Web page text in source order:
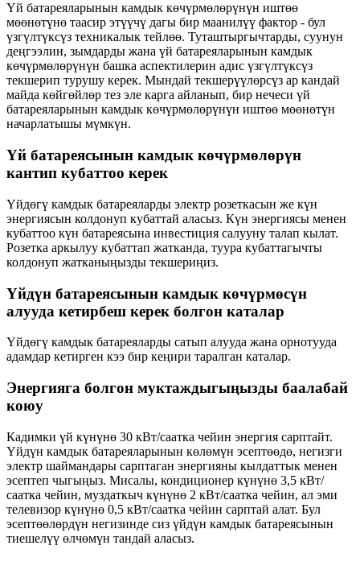
Үй батареяларынын камдык көчүрмөлөрүнүн иштөө
мөөнөтүнө таасир этүүчү дагы бир маанилүү фактор - бул
үзгүлтүксүз техникалык тейлөө. Туташтыргычтарды, суунун
деңгээлин, зымдарды жана үй батареяларынын камдык
көчүрмөлөрүнүн башка аспектилерин адис үзгүлтүксүз
текшерип турушу керек. Мындай текшерүүлөрсүз ар кандай
майда көйгөйлөр тез эле карга айланып, бир нечеси үй
батареяларынын камдык көчүрмөлөрүнүн иштөө мөөнөтүн
начарлатышы мүмкүн.
Үй батареясынын камдык көчүрмөлөрүн
кантип кубаттоо керек
Үйдөгү камдык батареяларды электр розеткасын же күн
энергиясын колдонуп кубаттай аласыз. Күн энергиясы менен
кубаттоо күн батареясына инвестиция салууну талап кылат.
Розетка аркылуу кубаттап жатканда, туура кубаттагычты
колдонуп жатканыңызды текшериңиз.
Үйдүн батареясынын камдык көчүрмөсүн
алууда кетирбеш керек болгон каталар
Үйдөгү камдык батареяларды сатып алууда жана орнотууда
адамдар кетирген кээ бир кеңири таралган каталар.
Энергияга болгон муктаждыгыңызды баалабай
коюу
Кадимки үй күнүнө 30 кВт/саатка чейин энергия сарптайт.
Үйдүн камдык батареяларынын көлөмүн эсептөөдө, негизги
электр шаймандары сарптаган энергияны кылдаттык менен
эсептеп чыгыңыз. Мисалы, кондиционер күнүнө 3,5 кВт/
саатка чейин, муздаткыч күнүнө 2 кВт/саатка чейин, ал эми
телевизор күнүнө 0,5 кВт/саатка чейин сарптай алат. Бул
эсептөөлөрдүн негизинде сиз үйдүн камдык батареясынын
тиешелүү өлчөмүн тандай аласыз.